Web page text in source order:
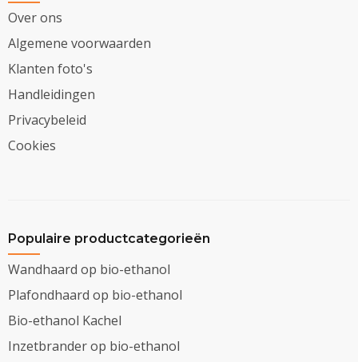
Over ons
Algemene voorwaarden
Klanten foto's
Handleidingen
Privacybeleid
Cookies
Populaire productcategorieën
Wandhaard op bio-ethanol
Plafondhaard op bio-ethanol
Bio-ethanol Kachel
Inzetbrander op bio-ethanol